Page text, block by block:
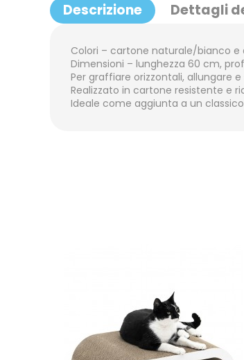
Descrizione Dettagli
Colori – cartone naturale/bianco
Dimensioni – lunghezza 60 cm,
Per graffiare orizzontali, allungare e
Realizzato in cartone resistente e
Ideale come aggiunta a un